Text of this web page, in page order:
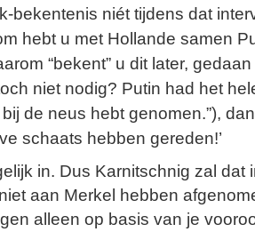
bekentenis niét tijdens dat
hebt u met Hollande samen
“bekent” u dit later,
niet nodig? Putin had het
de neus hebt genomen.”),
schaats hebben gereden!’
in. Dus Karnitschnig zal dat
aan Merkel hebben
alleen op basis van je